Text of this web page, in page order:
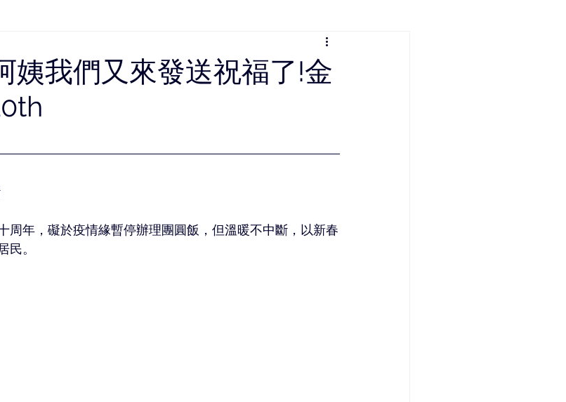
姨我們又來發送祝福了!金
周年，礙於疫情緣暫停辦理團圓飯，但溫暖不中斷，以新春
民。